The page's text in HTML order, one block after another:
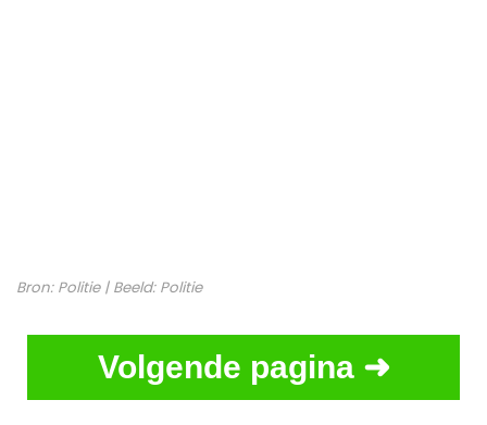
Bron: Politie| Beeld: Politie
Volgende pagina ➜